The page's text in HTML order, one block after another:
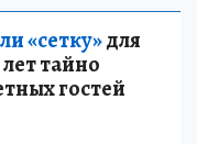
«сетку»для
тайно
гостей